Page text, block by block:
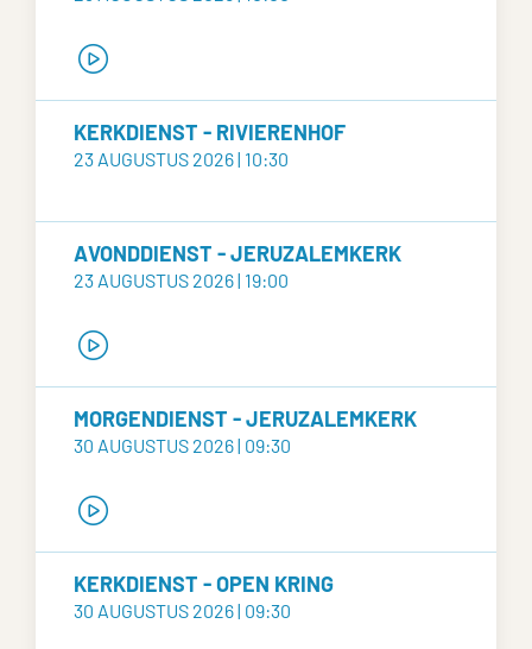
KERKDIENST - RIVIERENHOF
23 AUGUSTUS 2026 | 10:30
AVONDDIENST - JERUZALEMKERK
23 AUGUSTUS 2026 | 19:00
MORGENDIENST - JERUZALEMKERK
30 AUGUSTUS 2026 | 09:30
KERKDIENST - OPEN KRING
30 AUGUSTUS 2026 | 09:30